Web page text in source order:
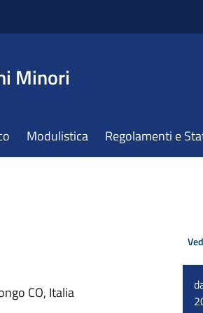
Minori
Modulistica Regolamenti e
CO, Italia